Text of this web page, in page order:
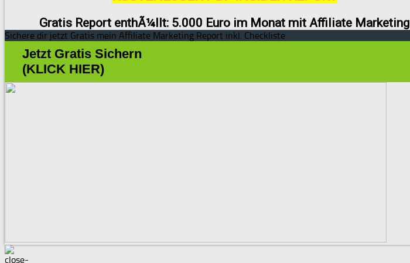
Gratis Report enthÃ¼llt: 5.000 Euro im Monat mit Affiliate Marketing
Sichere dir jetzt Gratis mein Affiliate Marketing Report inkl. Checkliste
Jetzt Gratis Sichern
(KLICK HIER)